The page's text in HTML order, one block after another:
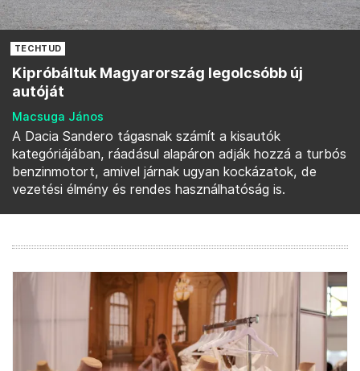
TECHTUD
Kipróbáltuk Magyarország legolcsóbb új
autóját
Macsuga János
A Dacia Sandero tágasnak számít a kisautók
kategóriájában, ráadásul alapáron adják hozzá a turbós
benzinmotort, amivel járnak ugyan kockázatok, de
vezetési élmény és rendes használhatóság is.